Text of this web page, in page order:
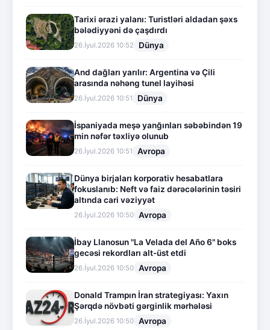
Tarixi ərazi yalanı: Turistləri aldadan şəxs
bələdiyyəni də çaşdırdı
26.İyul.2026 10:52 Dünya
And dağları yarılır: Argentina və Çili
arasında nəhəng tunel layihəsi
26.İyul.2026 10:51 Dünya
İspaniyada meşə yanğınları səbəbindən 19
min nəfər təxliyə olunub
26.İyul.2026 10:51 Avropa
Dünya birjaları korporativ hesabatlara
fokuslanıb: Neft və faiz dərəcələrinin təsiri
altında cari vəziyyət
26.İyul.2026 10:50 Avropa
İbay Llanosun "La Velada del Año 6" boks
gecəsi rekordları alt-üst etdi
26.İyul.2026 10:50 Avropa
Donald Trampın İran strategiyası: Yaxın
Şərqdə növbəti gərginlik mərhələsi
26.İyul.2026 10:50 Avropa